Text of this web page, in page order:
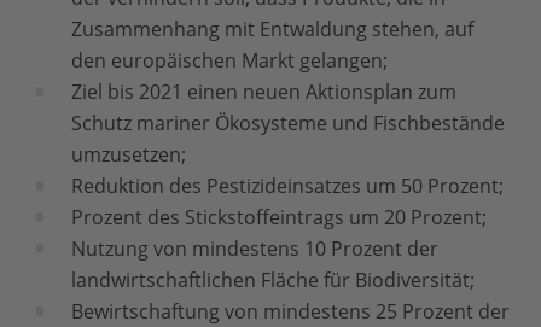
Zusammenhang mit Entwaldung stehen, auf
den europäischen Markt gelangen;
Ziel bis 2021 einen neuen Aktionsplan zum
Schutz mariner Ökosysteme und Fischbestände
umzusetzen;
Reduktion des Pestizideinsatzes um 50 Prozent;
Prozent des Stickstoffeintrags um 20 Prozent;
Nutzung von mindestens 10 Prozent der
landwirtschaftlichen Fläche für Biodiversität;
Bewirtschaftung von mindestens 25 Prozent der